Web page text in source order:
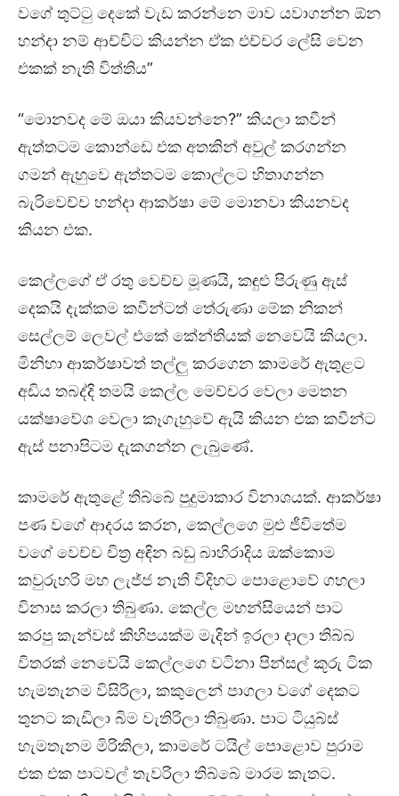
වගේ තුට්ටු දෙකේ වැඩ කරන්නෙ මාව යවාගන්න ඕන
හන්දා නම් ආච්චිට කියන්න ඒක එච්චර ලේසි වෙන
එකක් නැති විත්තිය”
“මොනවද මේ ඔයා කියවන්නෙ?” කියලා කවීන්
ඇත්තටම කොන්ඩෙ එක අතකින් අවුල් කරගන්න
ගමන් ඇහුවෙ ඇත්තටම කොල්ලට හිතාගන්න
බැරිවෙච්ච හන්දා ආකර්ෂා මේ මොනවා කියනවද
කියන එක.
කෙල්ලගේ ඒ රතු වෙච්ච මූණයි, කඳුළු පිරුණු ඇස්
දෙකයි දැක්කම කවීන්ටත් තේරුණා මේක නිකන්
සෙල්ලම් ලෙවල් එකේ කේන්තියක් නෙවෙයි කියලා.
මිනිහා ආකර්ෂාවත් තල්ලු කරගෙන කාමරේ ඇතුළට
අඩිය තබද්දි තමයි කෙල්ල මෙච්චර වෙලා මෙතන
යක්ෂාවේශ වෙලා කෑගැහුවේ ඇයි කියන එක කවීන්ට
ඇස් පනාපිටම දැකගන්න ලැබුණේ.
කාමරේ ඇතුළේ තිබ්බේ පුදුමාකාර විනාශයක්. ආකර්ෂා
පණ වගේ ආදරය කරන, කෙල්ලගෙ මුළු ජීවිතේම
වගේ වෙච්ච චිත්‍ර අඳින බඩු බාහිරාදිය ඔක්කොම
කවුරුහරි මහ ලැජ්ජ නැති විදිහට පොළොවේ ගහලා
විනාස කරලා තිබුණා. කෙල්ල මහන්සියෙන් පාට
කරපු කැන්වස් කිහිපයක්ම මැදින් ඉරලා දාලා තිබ්බ
විතරක් නෙවෙයි කෙල්ලගෙ වටිනා පින්සල් කූරු ටික
හැමතැනම විසිරිලා, කකුලෙන් පාගලා වගේ දෙකට
තුනට කැඩිලා බිම වැතිරිලා තිබුණා. පාට ටියුබ්ස්
හැමතැනම මිරිකිලා, කාමරේ ටයිල් පොළොව පුරාම
එක එක පාටවල් තැවරිලා තිබ්බේ මාරම කැතට.